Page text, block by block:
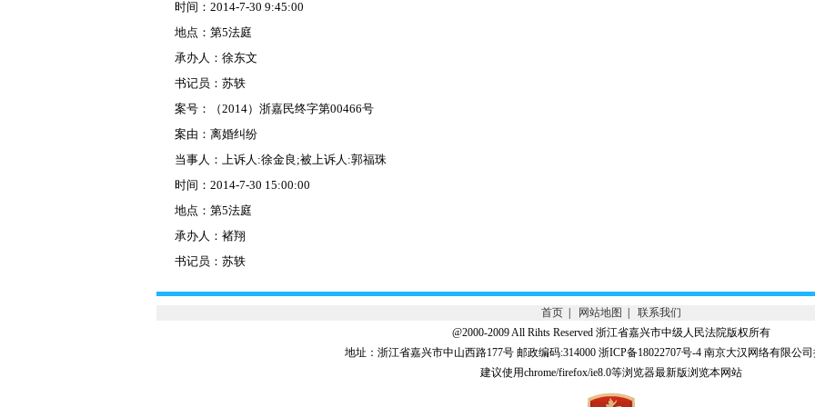
时间：2014-7-30 9:45:00
地点：第5法庭
承办人：徐东文
书记员：苏轶
案号：（2014）浙嘉民终字第00466号
案由：离婚纠纷
当事人：上诉人:徐金良;被上诉人:郭福珠
时间：2014-7-30 15:00:00
地点：第5法庭
承办人：褚翔
书记员：苏轶
首页 网站地图
联系我们
@2000-2009 All Rihts Reserved 浙江省嘉兴市中级人民法院版权所有
地址：浙江省嘉兴市中山西路177号 邮政编码:314000 浙ICP备18022707号-4 南京大汉网络有限公
建议使用chrome/firefox/ie8.0等浏览器最新版浏览本网站